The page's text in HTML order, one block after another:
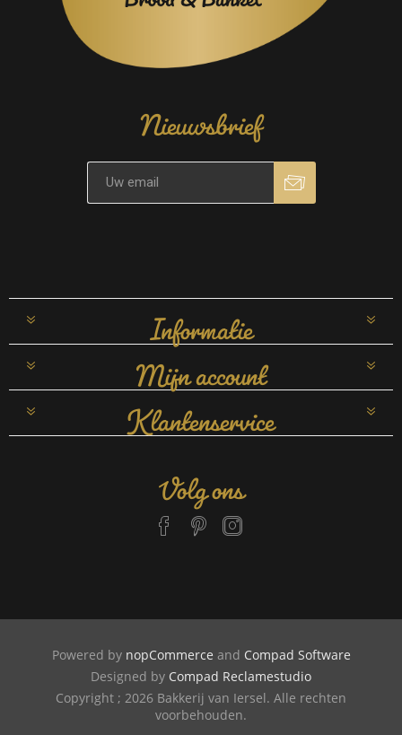
Nieuwsbrief
Informatie
Mijn account
Klantenservice
Volg ons
Powered by nopCommerce and Compad Software
Designed by Compad Reclamestudio
Copyright ; 2026 Bakkerij van Iersel. Alle rechten
voorbehouden.